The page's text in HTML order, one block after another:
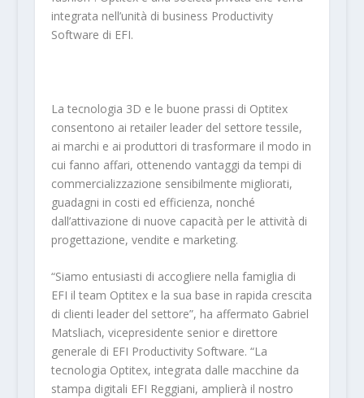
integrata nell’unità di business Productivity
Software di EFI.
La tecnologia 3D e le buone prassi di Optitex
consentono ai retailer leader del settore tessile,
ai marchi e ai produttori di trasformare il modo in
cui fanno affari, ottenendo vantaggi da tempi di
commercializzazione sensibilmente migliorati,
guadagni in costi ed efficienza, nonché
dall’attivazione di nuove capacità per le attività di
progettazione, vendite e marketing.
“Siamo entusiasti di accogliere nella famiglia di
EFI il team Optitex e la sua base in rapida crescita
di clienti leader del settore”, ha affermato Gabriel
Matsliach, vicepresidente senior e direttore
generale di EFI Productivity Software. “La
tecnologia Optitex, integrata dalle macchine da
stampa digitali EFI Reggiani, amplierà il nostro